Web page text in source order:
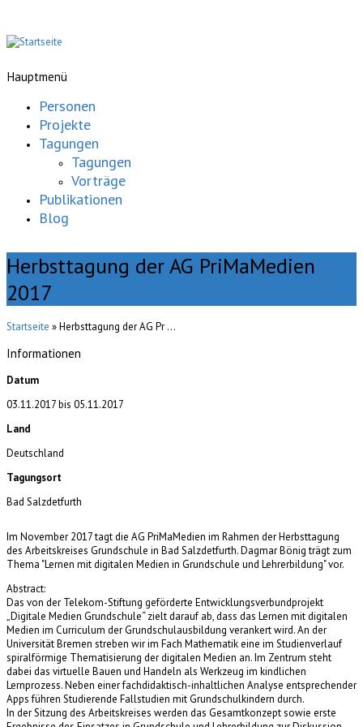
Hauptmenü
Personen
Projekte
Tagungen
Tagungen
Vorträge
Publikationen
Blog
Herbsttagung der AG PriMaMedien
2017
Startseite » Herbsttagung der AG Pr ...
Informationen
Datum
03.11.2017bis 05.11.2017
Land
Deutschland
Tagungsort
Bad Salzdetfurth
Im November 2017 tagt die AG PriMaMedien im Rahmen der Herbsttagung
des Arbeitskreises Grundschule in Bad Salzdetfurth. Dagmar Bönig trägt zum
Thema "Lernen mit digitalen Medien in Grundschule und Lehrerbildung" vor.
Abstract:
Das von der Telekom-Stiftung geförderte Entwicklungsverbundprojekt
„Digitale Medien Grundschule“ zielt darauf ab, dass das Lernen mit digitalen
Medien im Curriculum der Grundschulausbildung verankert wird. An der
Universität Bremen streben wir im Fach Mathematik eine im Studienverlauf
spiralförmige Thematisierung der digitalen Medien an. Im Zentrum steht
dabei das virtuelle Bauen und Handeln als Werkzeug im kindlichen
Lernprozess. Neben einer fachdidaktisch-inhaltlichen Analyse entsprechender
Apps führen Studierende Fallstudien mit Grundschulkindern durch.
In der Sitzung des Arbeitskreises werden das Gesamtkonzept sowie erste